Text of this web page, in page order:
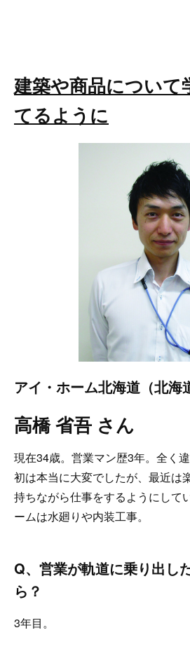
建築や商品について
てるように
アイ・ホーム北海道（北海
高橋 省吾 さん
現在34歳。営業マン歴3年。全く
初は本当に大変でしたが、最近は
持ちながら仕事をするようにして
ームは水廻りや内装工事。
Q、営業が軌道に乗り出し
ら？
3年目。